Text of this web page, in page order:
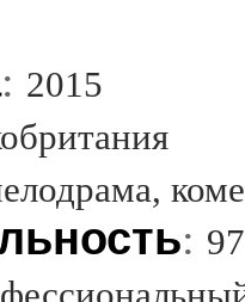
: 2015
: